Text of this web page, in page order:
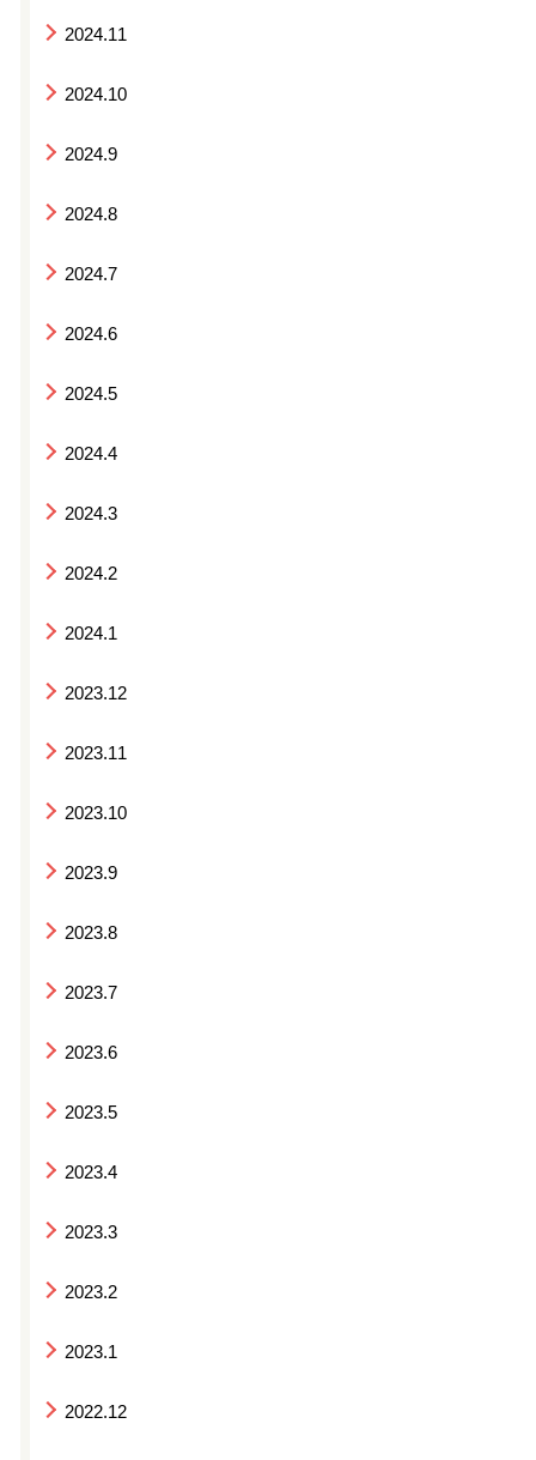
2024.11
2024.10
2024.9
2024.8
2024.7
2024.6
2024.5
2024.4
2024.3
2024.2
2024.1
2023.12
2023.11
2023.10
2023.9
2023.8
2023.7
2023.6
2023.5
2023.4
2023.3
2023.2
2023.1
2022.12